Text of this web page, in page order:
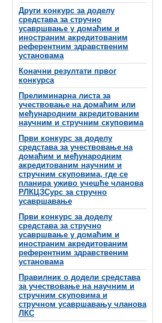
Други конкурс за доделу
средстава за стручно
усавршвање у домаћим и
иностраним акредитованим
референтним здравственим
установама
Коначни резултати првог
конкурса
Прелиминарна листа за
учествовање на домаћим или
међународним акредитованим
научним и стручним скуповима
Први конкурс за доделу
средстава за учествовање на
домаћим и међународним
акредитованим научним и
стручним скуповима, где се
планира уживо учешће чланова
РЛКЦЗСурс за стручно
усавршавање
Први конкурс за доделу
средстава за стручно
усавршвање у домаћим и
иностраним акредитованим
референтним здравственим
установама
Правилник о додели средстава
за учествовање на научним и
стручним скуповима и
стручном усавршавању чланова
ЛКС